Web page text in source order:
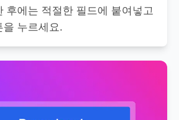
후에는 적절한 필드에 붙여넣고
누르세요.